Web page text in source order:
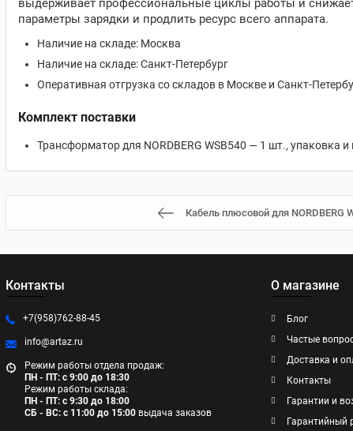
выдерживает профессиональные циклы работы и
параметры зарядки и продлить ресурс всего аппарата.
Наличие на складе: Москва
Наличие на складе: Санкт-Петербург
Оперативная отгрузка со складов в Москве и Санкт-
Комплект поставки
Трансформатор для NORDBERG WSB540 — 1 шт., упаковка и
Кабель плюсовой для NORDBERG
Контакты
+7(958)762-88-45
info@artaz.ru
Режим работы отдела продаж:
ПН - ПТ: с 9:00 до 18:30
Режим работы склада:
ПН - ПТ: с 9:30 до 18:00
СБ - ВС: с 11:00 до 15:00 выдача заказов
О магазине
Блог
Частые
Доставка и
Контакты
Гарантии и
Гарантийный